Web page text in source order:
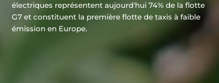
électriques représentent aujourd'hui 74% de la flotte
G7 et constituent la première flotte de taxis à faible
émission en Europe.